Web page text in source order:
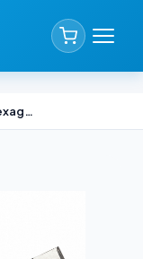
Cortafrío Hexagonal Biassoni 250 mm